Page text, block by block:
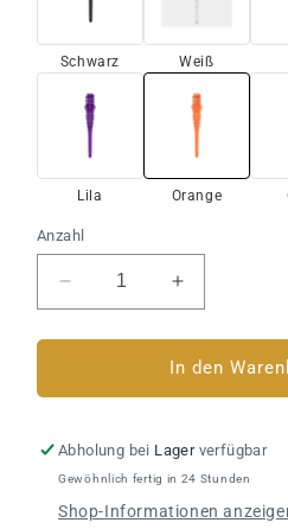
Schwarz Weiß
Lila Orange
Anzahl
Verringere
die
Menge
L-
LIPPOINT
PREMIUM
Erhöhe
die
Menge
für
Style
LIPPOINT
PREMIUM
In den
Abholung bei Lagerverfügbar
Gewöhnlich fertig in 24 Stunden
Shop-Informationen